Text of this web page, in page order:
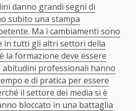
danno grandi segni di
subito una stampa
Ma i cambiamenti sono
in tutti gli altri settori della
la formazione deve essere
abitudini professionali hanno
e di pratica per essere
il settore dei media si è
bloccato in una battaglia